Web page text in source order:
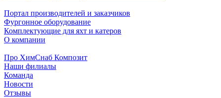
Портал производителей и заказчиков
Фургонное оборудование
Комплектующие для яхт и катеров
О компании
Про ХимСнаб Композит
Наши филиалы
Команда
Новости
Отзывы